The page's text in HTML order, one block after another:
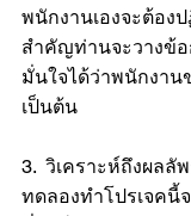
พนักงานเองจะต้อง
สำคัญท่านจะวางข้อ
มั่นใจได้ว่าพนักงาน
เป็นต้น
3.  วิเคราะห์ถึงผลลั
ทดลองทำโปรเจคนี้